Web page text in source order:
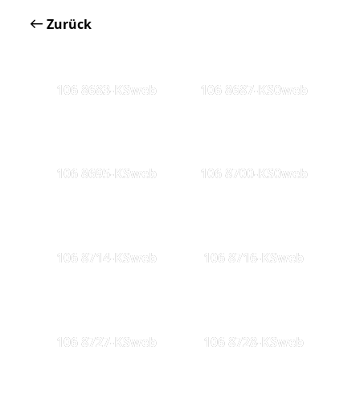
Zurück
106 8683-KSweb 106 8687-KS0web
106 8695-KSweb 106 8700-KS0web
106 8714-KSweb 106 8716-KSweb
106 8727-KSweb 106 8728-KSweb